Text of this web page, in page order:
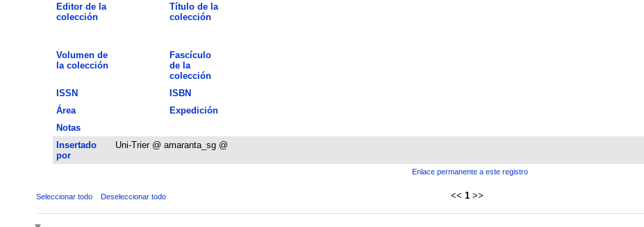
Editor de la
colección
Título de la
colección
Volumen de
la colección
Fascículo
de la
colección
ISSN ISBN
Área
Expedición
Notas
Insertado
por
Uni-Trier @ amaranta_sg @
Enlace permanente a este registro
Seleccionar todo Deseleccionar todo << 1 >>